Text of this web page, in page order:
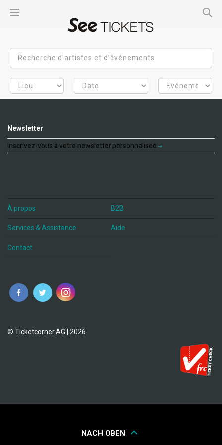
Newsletter
Inscrivez-vous à votre newsletter personnalisée
À propos B2B
Services & Assistance Aide
Contact
fr
© Ticketcorner AG | 2026
NACH OBEN